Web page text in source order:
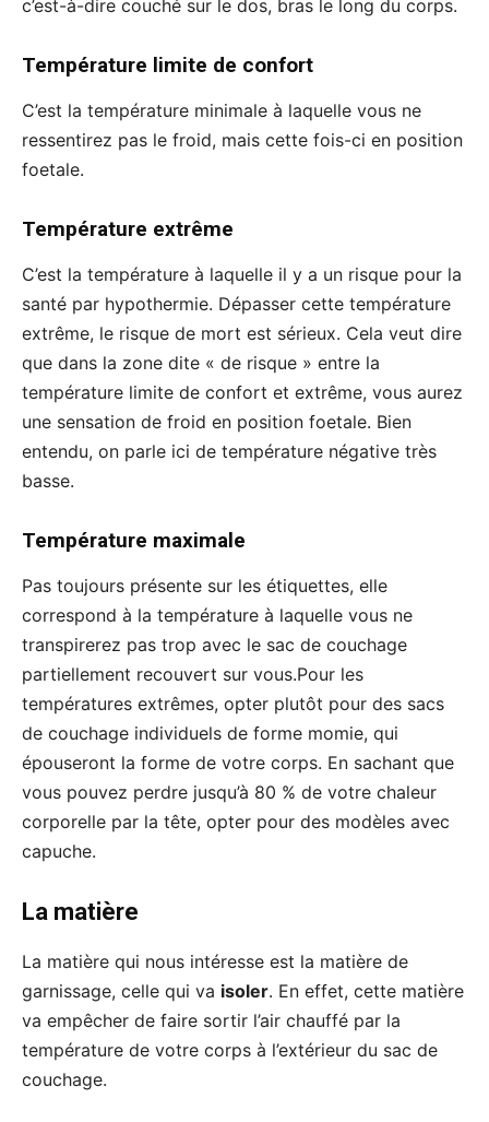
c’est-à-dire couché sur le dos, bras le long du corps.
Température limite de confort
C’est la température minimale à laquelle vous ne
ressentirez pas le froid, mais cette fois-ci en position
foetale.
Température extrême
C’est la température à laquelle il y a un risque pour la
santé par hypothermie. Dépasser cette température
extrême, le risque de mort est sérieux. Cela veut dire
que dans la zone dite « de risque » entre la
température limite de confort et extrême, vous aurez
une sensation de froid en position foetale. Bien
entendu, on parle ici de température négative très
basse.
Température maximale
Pas toujours présente sur les étiquettes, elle
correspond à la température à laquelle vous ne
transpirerez pas trop avec le sac de couchage
partiellement recouvert sur vous.Pour les
températures extrêmes, opter plutôt pour des sacs
de couchage individuels de forme momie, qui
épouseront la forme de votre corps. En sachant que
vous pouvez perdre jusqu’à 80 % de votre chaleur
corporelle par la tête, opter pour des modèles avec
capuche.
La matière
La matière qui nous intéresse est la matière de
garnissage, celle qui va isoler. En effet, cette matière
va empêcher de faire sortir l’air chauffé par la
température de votre corps à l’extérieur du sac de
couchage.